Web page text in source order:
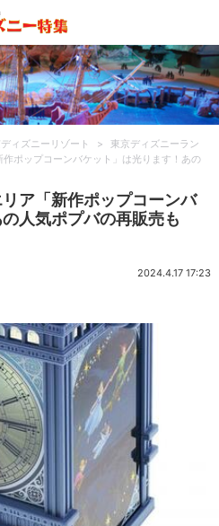
ィズニーリゾート >
東京ディズニーラン
作ポップコーンバケット」は光ります！あの
リア「新作ポップコーンバ
人気ポプバの再販売も
2024.4.17 17:23